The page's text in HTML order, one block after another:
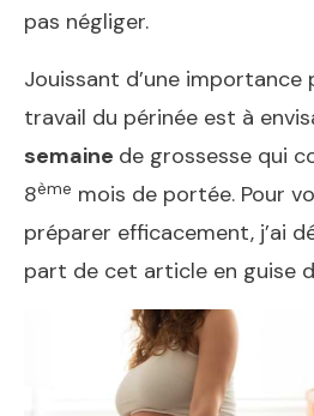
pas négliger.
Jouissant d’une importance
travail du périnée est à
semaine de grossesse qui
8ème mois de portée. Pour
préparer efficacement, j’ai
part de cet article en guise